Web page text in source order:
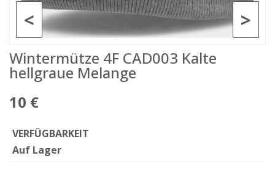
>
<
Wintermütze 4F CAD003 Kalte
hellgraue Melange
10 €
VERFÜGBARKEIT
Auf Lager